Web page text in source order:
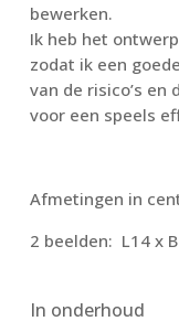
bewerken.
Ik heb het
zodat ik een
van de risico’s en
voor een speels
Afmetingen in
2 beelden: L14 x
In onderhoud